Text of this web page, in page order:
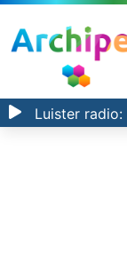
Luister radio: